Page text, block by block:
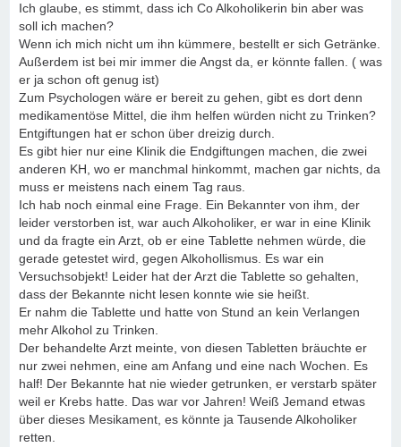
Ich glaube, es stimmt, dass ich Co Alkoholikerin bin aber was
soll ich machen?
Wenn ich mich nicht um ihn kümmere, bestellt er sich Getränke.
Außerdem ist bei mir immer die Angst da, er könnte fallen. ( was
er ja schon oft genug ist)
Zum Psychologen wäre er bereit zu gehen, gibt es dort denn
medikamentöse Mittel, die ihm helfen würden nicht zu Trinken?
Entgiftungen hat er schon über dreizig durch.
Es gibt hier nur eine Klinik die Endgiftungen machen, die zwei
anderen KH, wo er manchmal hinkommt, machen gar nichts, da
muss er meistens nach einem Tag raus.
Ich hab noch einmal eine Frage. Ein Bekannter von ihm, der
leider verstorben ist, war auch Alkoholiker, er war in eine Klinik
und da fragte ein Arzt, ob er eine Tablette nehmen würde, die
gerade getestet wird, gegen Alkohollismus. Es war ein
Versuchsobjekt! Leider hat der Arzt die Tablette so gehalten,
dass der Bekannte nicht lesen konnte wie sie heißt.
Er nahm die Tablette und hatte von Stund an kein Verlangen
mehr Alkohol zu Trinken.
Der behandelte Arzt meinte, von diesen Tabletten bräuchte er
nur zwei nehmen, eine am Anfang und eine nach Wochen. Es
half! Der Bekannte hat nie wieder getrunken, er verstarb später
weil er Krebs hatte. Das war vor Jahren! Weiß Jemand etwas
über dieses Mesikament, es könnte ja Tausende Alkoholiker
retten.